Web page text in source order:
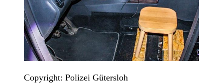
Copyright: Polizei Gütersloh